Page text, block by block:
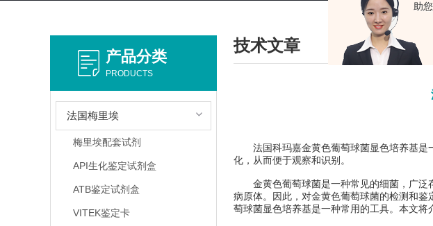
助
产品分类
PRODUCTS
法国梅里埃
梅里埃配套试剂
API生化鉴定试剂盒
ATB鉴定试剂盒
VITEK鉴定卡
技术文章
法国科玛嘉金黄色葡萄球菌显色培养基是
化，从而便于观察和识别。
金黄色葡萄球菌是一种常见的细菌，广泛
病原体。因此，对金黄色葡萄球菌的检测和
萄球菌显色培养基是一种常用的工具。本文将